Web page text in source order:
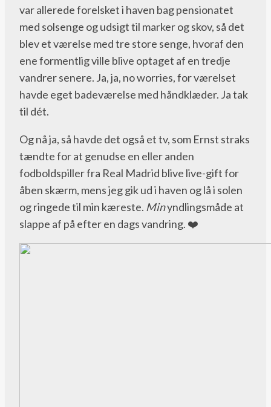
var allerede forelsket i haven bag pensionatet
med solsenge og udsigt til marker og skov, så det
blev et værelse med tre store senge, hvoraf den
ene formentlig ville blive optaget af en tredje
vandrer senere. Ja, ja, no worries, for værelset
havde eget badeværelse med håndklæder. Ja tak
til dét.
Og nå ja, så havde det også et tv, som Ernst straks
tændte for at genudse en eller anden
fodboldspiller fra Real Madrid blive live-gift for
åben skærm, mens jeg gik ud i haven og lå i solen
og ringede til min kæreste. Minyndlingsmåde at
slappe af på efter en dags vandring. ❤️